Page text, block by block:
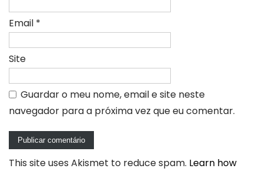
Email *
Site
Guardar o meu nome, email e site neste
navegador para a próxima vez que eu comentar.
This site uses Akismet to reduce spam. Learn how